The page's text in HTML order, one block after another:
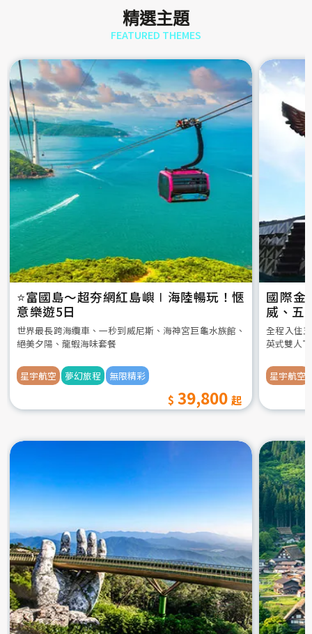
精選主題
FEATURED THEMES
⭐️富國島～超夯網紅島嶼∣海陸暢玩！愜
意樂遊5日
世界最長跨海纜車、一秒到威尼斯、海神宮巨龜水族館、
絕美夕陽、龍蝦海味套餐
星宇航空 夢幻旅程 無限精彩
39,800
國際金
威、五
全程入住
英式雙人
星宇航空